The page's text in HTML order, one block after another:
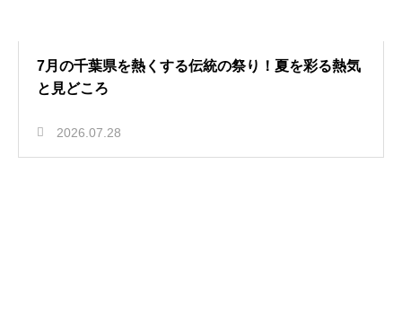
7月の千葉県を熱くする伝統の祭り！夏を彩る熱気
と見どころ
2026.07.28